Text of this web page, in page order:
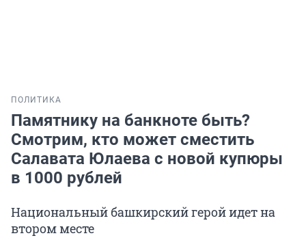
ПОЛИТИКА
Памятнику на банкноте быть?
Смотрим, кто может сместить
Салавата Юлаева с новой купюры
в 1000 рублей
Национальный башкирский герой идет на
втором месте